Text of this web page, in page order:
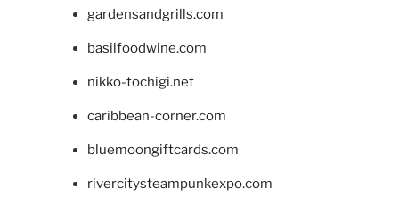
gardensandgrills.com
basilfoodwine.com
nikko-tochigi.net
caribbean-corner.com
bluemoongiftcards.com
rivercitysteampunkexpo.com